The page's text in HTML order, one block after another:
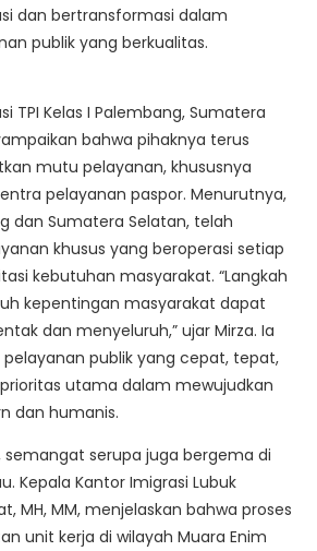
dan bertransformasi dalam
publik yang berkualitas.
TPI Kelas I Palembang, Sumatera
bahwa pihaknya terus
mutu pelayanan, khususnya
pelayanan paspor. Menurutnya,
dan Sumatera Selatan, telah
khusus yang beroperasi setiap
kebutuhan masyarakat. “Langkah
kepentingan masyarakat dapat
dan menyeluruh,” ujar Mirza. Ia
publik yang cepat, tepat,
utama dalam mewujudkan
dan humanis.
semangat serupa juga bergema di
Kepala Kantor Imigrasi Lubuk
MH, MM, menjelaskan bahwa proses
unit kerja di wilayah Muara Enim